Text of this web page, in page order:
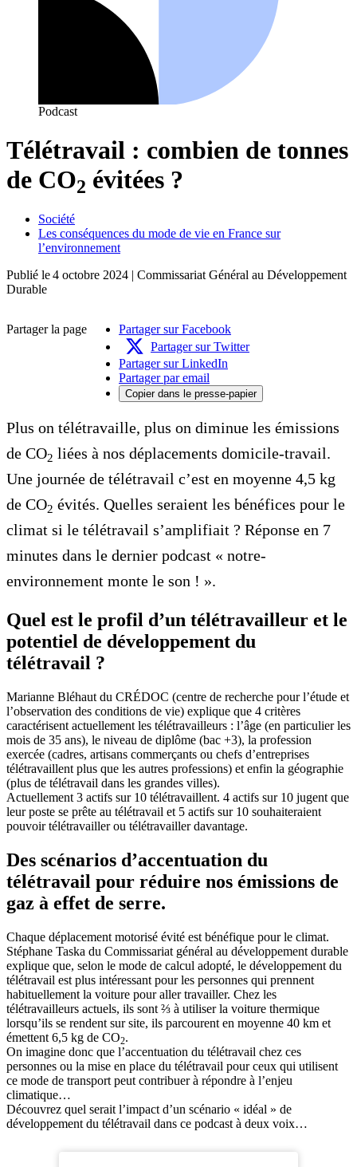
Podcast
Télétravail : combien de tonnes
de CO2 évitées ?
Société
Les conséquences du mode de vie en France sur
l’environnement
Publié le4 octobre 2024 | Commissariat Général au Développement
Durable
Partager la page
Partager sur Facebook
Partager sur Twitter
Partager sur LinkedIn
Partager par email
Copier dans le presse-papier
Plus on télétravaille, plus on diminue les émissions
de CO2 liées à nos déplacements domicile-travail.
Une journée de télétravail c’est en moyenne 4,5 kg
de CO2 évités. Quelles seraient les bénéfices pour le
climat si le télétravail s’amplifiait ? Réponse en 7
minutes dans le dernier podcast « notre-
environnement monte le son ! ».
Quel est le profil d’un télétravailleur et le
potentiel de développement du
télétravail ?
Marianne Bléhaut du CRÉDOC (centre de recherche pour l’étude et
l’observation des conditions de vie) explique que 4 critères
caractérisent actuellement les télétravailleurs : l’âge (en particulier les
mois de 35 ans), le niveau de diplôme (bac +3), la profession
exercée (cadres, artisans commerçants ou chefs d’entreprises
télétravaillent plus que les autres professions) et enfin la géographie
(plus de télétravail dans les grandes villes).
Actuellement 3 actifs sur 10 télétravaillent. 4 actifs sur 10 jugent que
leur poste se prête au télétravail et 5 actifs sur 10 souhaiteraient
pouvoir télétravailler ou télétravailler davantage.
Des scénarios d’accentuation du
télétravail pour réduire nos émissions de
gaz à effet de serre.
Chaque déplacement motorisé évité est bénéfique pour le climat.
Stéphane Taska du Commissariat général au développement durable
explique que, selon le mode de calcul adopté, le développement du
télétravail est plus intéressant pour les personnes qui prennent
habituellement la voiture pour aller travailler. Chez les
télétravailleurs actuels, ils sont ⅔ à utiliser la voiture thermique
lorsqu’ils se rendent sur site, ils parcourent en moyenne 40 km et
émettent 6,5 kg de CO2.
On imagine donc que l’accentuation du télétravail chez ces
personnes ou la mise en place du télétravail pour ceux qui utilisent
ce mode de transport peut contribuer à répondre à l’enjeu
climatique…
Découvrez quel serait l’impact d’un scénario « idéal » de
développement du télétravail dans ce podcast à deux voix…